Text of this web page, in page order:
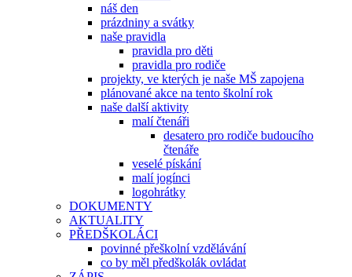
náš den
prázdniny a svátky
naše pravidla
pravidla pro děti
pravidla pro rodiče
projekty, ve kterých je naše MŠ zapojena
plánované akce na tento školní rok
naše další aktivity
malí čtenáři
desatero pro rodiče budoucího
čtenáře
veselé pískání
malí jogínci
logohrátky
DOKUMENTY
AKTUALITY
PŘEDŠKOLÁCI
povinné přeškolní vzdělávání
co by měl předškolák ovládat